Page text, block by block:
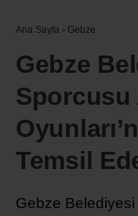
Ana Sayfa › Gebze
Gebze
Sporcusu
Temsil
Gebze